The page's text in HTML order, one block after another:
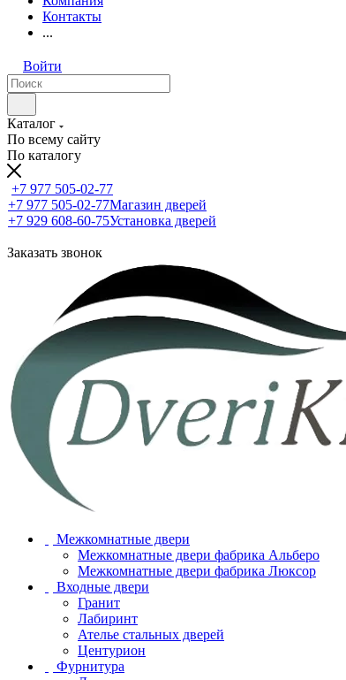
Контакты
...
Войти
Каталог
По всему сайту
По каталогу
+7 977 505-02-77
+7 977 505-02-77Магазин дверей
+7 929 608-60-75Установка дверей
Заказать звонок
Межкомнатные двери
Межкомнатные двери фабрика Альберо
Межкомнатные двери фабрика Люксор
Входные двери
Гранит
Лабиринт
Ателье стальных дверей
Центурион
Фурнитура